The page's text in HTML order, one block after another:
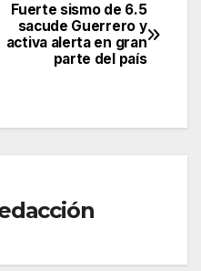
Fuerte sismo de 6.5
sacude Guerrero y
activa alerta en gran
parte del país